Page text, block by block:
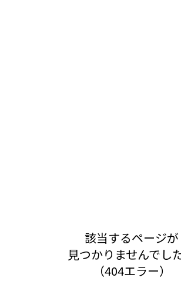
該当するページが
見つかりませんでした
（404エラー）